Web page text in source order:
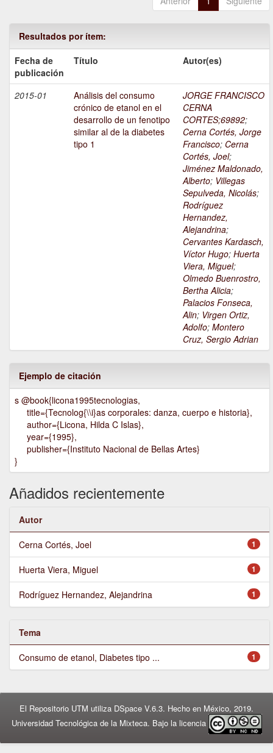
Resultados por ítem:
Fecha de
publicación
Título Autor(es)
2015-01
Análisis del consumo
crónico de etanol en el
desarrollo de un fenotipo
similar al de la diabetes
tipo 1
JORGE FRANCISCO
CERNA
CORTES;69892;
Cerna Cortés, Jorge
Francisco; Cerna
Cortés, Joel;
Jiménez Maldonado,
Alberto; Villegas
Sepulveda, Nicolás;
Rodríguez
Hernandez,
Alejandrina;
Cervantes Kardasch,
Víctor Hugo; Huerta
Viera, Miguel;
Olmedo Buenrostro,
Bertha Alicia;
Palacios Fonseca,
Alin; Virgen Ortiz,
Adolfo; Montero
Cruz, Sergio Adrian
Ejemplo de citación
s @book{licona1995tecnologias,
title={Tecnolog{\\i}as corporales: danza, cuerpo e historia},
author={Licona, Hilda C Islas},
year={1995},
publisher={Instituto Nacional de Bellas Artes}
}
Añadidos recientemente
Autor
1
Cerna Cortés, Joel
1
Huerta Viera, Miguel
1
Rodríguez Hernandez, Alejandrina
Tema
1
Consumo de etanol, Diabetes tipo ...
El Repositorio UTM utiliza DSpace V.6.3. Hecho en México, 2019.
Universidad Tecnológica de la Mixteca. Bajo la licencia